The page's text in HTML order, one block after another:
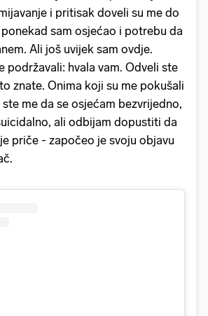
i pritisak doveli su me do
sam osjećao i potrebu da
Ali još uvijek sam ovdje.
podržavali: hvala vam. Odveli ste
znate. Onima koji su me pokušali
me da se osjećam bezvrijedno,
ali odbijam dopustiti da
priče - započeo je svoju objavu